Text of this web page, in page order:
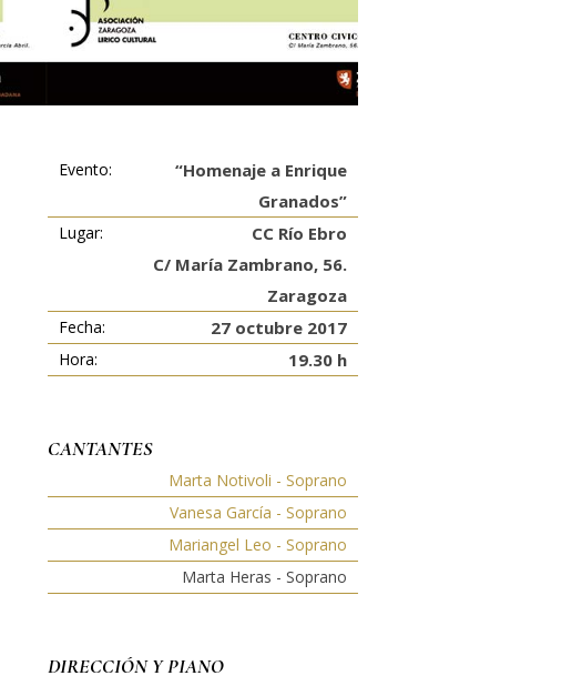
Evento:
“Homenaje a Enrique
Granados”
Lugar:
CC Río Ebro
C/ María Zambrano, 56.
Zaragoza
Fecha: 27 octubre 2017
Hora: 19.30 h
CANTANTES
Marta Notivoli - Soprano
Vanesa García - Soprano
Mariangel Leo - Soprano
Marta Heras - Soprano
DIRECCIÓN Y PIANO